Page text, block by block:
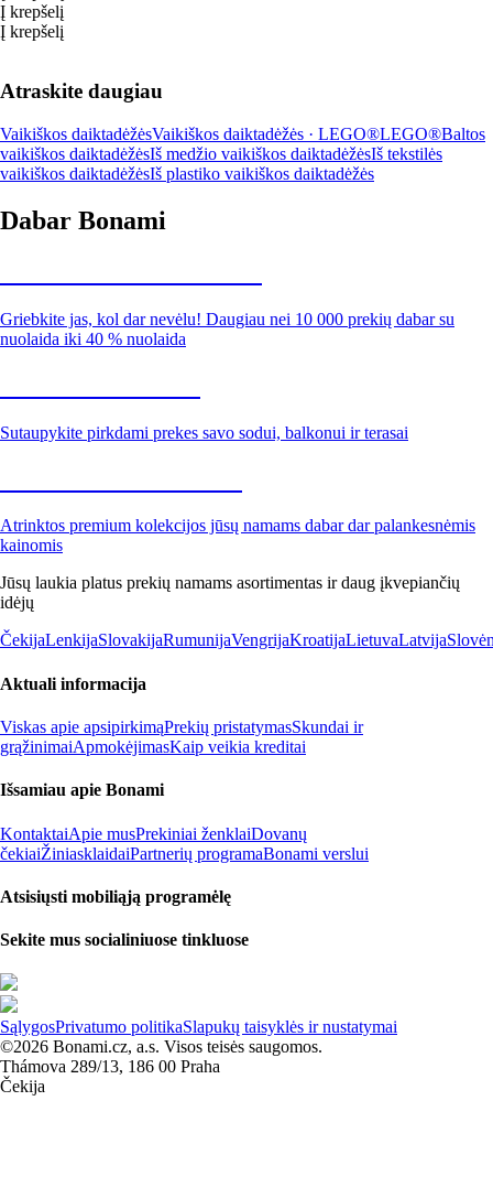
Į krepšelį
Į krepšelį
Atraskite daugiau
Vaikiškos daiktadėžėsVaikiškos daiktadėžės · LEGO®LEGO®Baltos
vaikiškos daiktadėžėsIš medžio vaikiškos daiktadėžėsIš tekstilės
vaikiškos daiktadėžėsIš plastiko vaikiškos daiktadėžės
Dabar Bonami
Griebkite jas, kol dar nevėlu! Daugiau nei 10 000 prekių dabar su
nuolaida iki 40 % nuolaida
Sutaupykite pirkdami prekes savo sodui, balkonui ir terasai
Atrinktos premium kolekcijos jūsų namams dabar dar palankesnėmis
kainomis
Jūsų laukia platus prekių namams asortimentas ir daug įkvepiančių
idėjų
ČekijaLenkijaSlovakijaRumunijaVengrijaKroatijaLietuvaLatvija
Aktuali informacija
Viskas apie apsipirkimąPrekių pristatymasSkundai ir
grąžinimaiApmokėjimasKaip veikia kreditai
Išsamiau apie Bonami
KontaktaiApie musPrekiniai ženklaiDovanų
čekiaiŽiniasklaidaiPartnerių programaBonami verslui
Atsisiųsti mobiliąją programėlę
Sekite mus socialiniuose tinkluose
SąlygosPrivatumo politikaSlapukų taisyklės ir nustatymai
©2026 Bonami.cz, a.s. Visos teisės saugomos.
Thámova 289/13, 186 00 Praha
Čekija